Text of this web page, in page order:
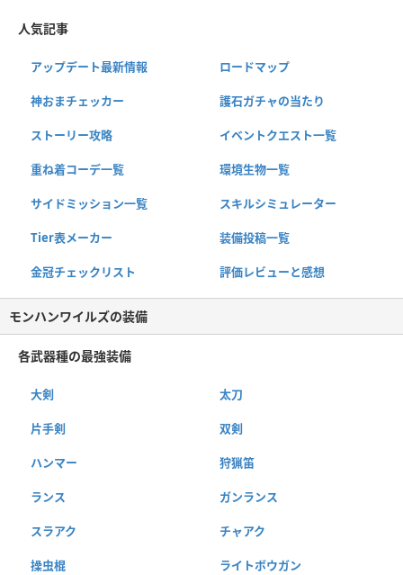
人気記事
アップデート最新情報 ロードマップ
神おまチェッカー 護石ガチャの当たり
ストーリー攻略 イベントクエスト一覧
重ね着コーデ一覧 環境生物一覧
サイドミッション一覧 スキルシミュレーター
Tier表メーカー 装備投稿一覧
金冠チェックリスト 評価レビューと感想
モンハンワイルズの装備
各武器種の最強装備
大剣 太刀
片手剣 双剣
ハンマー 狩猟笛
ランス ガンランス
スラアク チャアク
操虫棍 ライトボウガン